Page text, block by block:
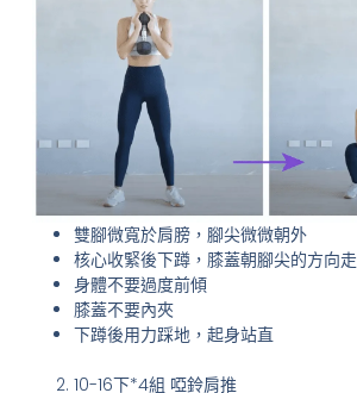
雙腳微寬於肩膀，腳尖微微朝外
核心收緊後下蹲，膝蓋朝腳尖的方向走
身體不要過度前傾
膝蓋不要內夾
下蹲後用力踩地，起身站直
10-16下*4組 啞鈴肩推